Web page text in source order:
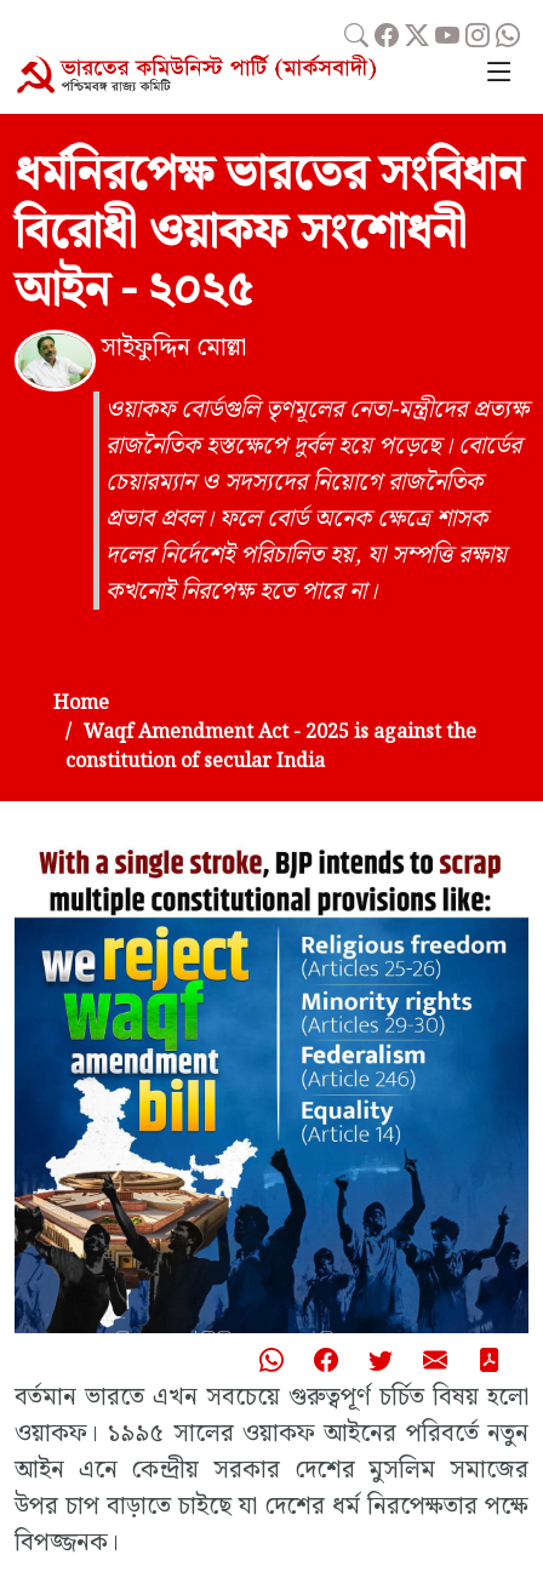
ধর্মনিরপেক্ষ ভারতের সংবিধান
বিরোধী ওয়াকফ সংশোধনী
আইন - ২০২৫
সাইফুদ্দিন মোল্লা
ওয়াকফ বোর্ডগুলি তৃণমূলের নেতা-মন্ত্রীদের প্রত্যক্ষ
রাজনৈতিক হস্তক্ষেপে দুর্বল হয়ে পড়েছে। বোর্ডের
চেয়ারম্যান ও সদস্যদের নিয়োগে রাজনৈতিক
প্রভাব প্রবল। ফলে বোর্ড অনেক ক্ষেত্রে শাসক
দলের নির্দেশেই পরিচালিত হয়, যা সম্পত্তি রক্ষায়
কখনোই নিরপেক্ষ হতে পারে না।
Home
Waqf Amendment Act - 2025 is against the
constitution of secular India
বর্তমান ভারতে এখন সবচেয়ে গুরুত্বপূর্ণ চর্চিত বিষয় হলো
ওয়াকফ। ১৯৯৫ সালের ওয়াকফ আইনের পরিবর্তে নতুন
আইন এনে কেন্দ্রীয় সরকার দেশের মুসলিম সমাজের
উপর চাপ বাড়াতে চাইছে যা দেশের ধর্ম নিরপেক্ষতার পক্ষে
বিপজ্জনক।